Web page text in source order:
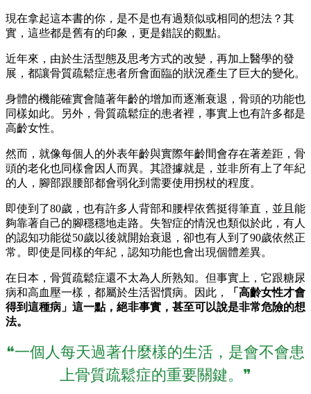
現在拿起這本書的你，是不是也有過類似或相同的想法？其
實，這些都是舊有的印象，更是錯誤的觀點。
近年來，由於生活型態及思考方式的改變，再加上醫學的發
展，都讓骨質疏鬆症患者所會面臨的狀況產生了巨大的變化。
身體的機能確實會隨著年齡的增加而逐漸衰退，骨頭的功能也
同樣如此。另外，骨質疏鬆症的患者裡，事實上也有許多都是
高齡女性。
然而，就像每個人的外表年齡與實際年齡間會存在著差距，骨
頭的老化也同樣會因人而異。其證據就是，並非所有上了年紀
的人，腳部跟腰部都會弱化到需要使用拐杖的程度。
即使到了80歲，也有許多人背部和腰桿依舊挺得筆直，並且能
夠靠著自己的腳穩穩地走路。失智症的情況也類似於此，有人
的認知功能從50歲以後就開始衰退，卻也有人到了90歲依然正
常。即使是同樣的年紀，認知功能也會出現個體差異。
在日本，骨質疏鬆症還不太為人所熟知。但事實上，它跟糖尿
病和高血壓一樣，都屬於生活習慣病。因此，
「高齡女性才會
得到這種病」這一點，絕非事實，甚至可以說是非常危險的想
法。
❝一個人每天過著什麼樣的生活，是會不會患
上骨質疏鬆症的重要關鍵。❞